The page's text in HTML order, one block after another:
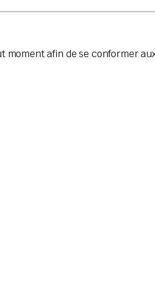
moment afin de se conformer